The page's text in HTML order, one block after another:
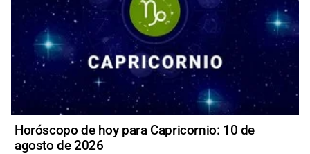
Horóscopo de hoy para Capricornio: 10 de
agosto de 2026